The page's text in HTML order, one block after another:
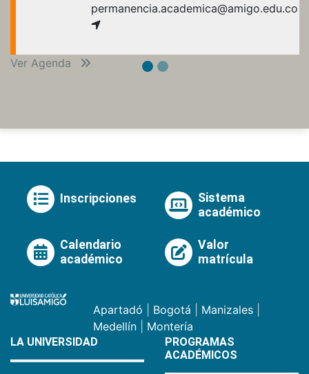
permanencia.academica@amigo.edu.co
Ver Agenda
Inscripciones
Sistema
académico
Calendario
académico
Valor
matrícula
Apartadó Bogotá Manizales
Medellín
Montería
LA UNIVERSIDAD
PROGRAMAS
ACADÉMICOS